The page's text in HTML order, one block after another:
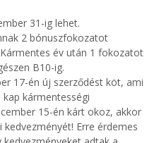
31-ig lehet.
2 bónuszfokozatot
év után 1 fokozatot
B10-ig.
17-én új szerződést köt, ami
kármentességi
15-én kárt okoz, akkor
Erre érdemes